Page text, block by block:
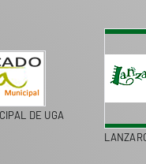
MUNICIPAL DE UGA